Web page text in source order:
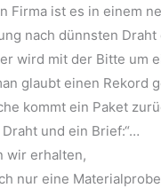
Firma ist es in einem
nach dünnsten
wird mit der Bitte um
glaubt einen Rekord
kommt ein Paket
und ein Brief:“…
wir erhalten,
nur eine